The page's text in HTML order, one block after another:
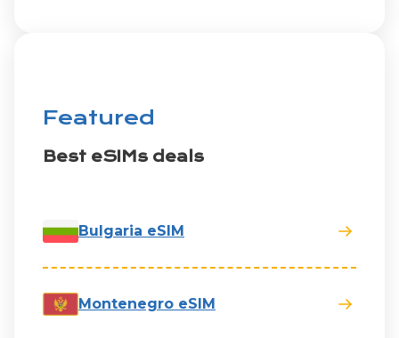
Featured
Best eSIMs deals
Bulgaria eSIM
Montenegro eSIM